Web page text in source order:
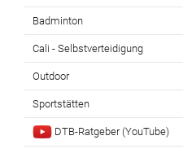
Badminton
Cali - Selbstverteidigung
Outdoor
Sportstätten
DTB-Ratgeber (YouTube)